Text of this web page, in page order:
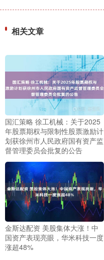
相关文章
国汇策略 徐工机械：关于2025
年股票期权与限制性股票激励计
划获徐州市人民政府国有资产监
督管理委员会批复的公告
金斯达配资 美股集体大涨！中
国资产表现亮眼，华米科技一度
涨超48%